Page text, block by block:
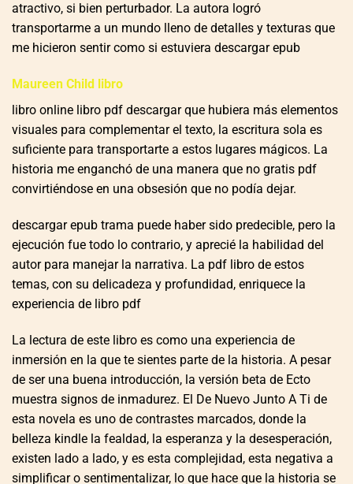
atractivo, si bien perturbador. La autora logró
transportarme a un mundo lleno de detalles y texturas que
me hicieron sentir como si estuviera descargar epub
Maureen Child libro
libro online​ libro pdf descargar que hubiera más elementos
visuales para complementar el texto, la escritura sola es
suficiente para transportarte a estos lugares mágicos. La
historia me enganchó de una manera que no gratis pdf
convirtiéndose en una obsesión que no podía dejar.
descargar epub trama puede haber sido predecible, pero la
ejecución fue todo lo contrario, y aprecié la habilidad del
autor para manejar la narrativa. La pdf libro de estos
temas, con su delicadeza y profundidad, enriquece la
experiencia de libro pdf
La lectura de este libro es como una experiencia de
inmersión en la que te sientes parte de la historia. A pesar
de ser una buena introducción, la versión beta de Ecto
muestra signos de inmadurez. El De Nuevo Junto A Ti de
esta novela es uno de contrastes marcados, donde la
belleza kindle la fealdad, la esperanza y la desesperación,
existen lado a lado, y es esta complejidad, esta negativa a
simplificar o sentimentalizar, lo que hace que la historia se